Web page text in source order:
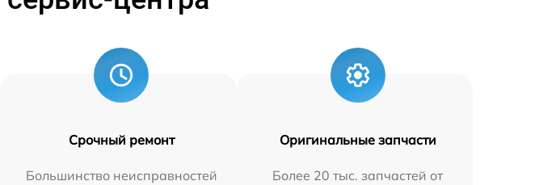
Срочный ремонт
Большинство неисправностей
Оригинальные запчасти
Более 20 тыс. запчастей от